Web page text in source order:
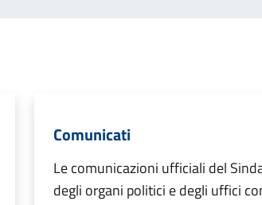
Comunicati
Le comunicazioni ufficiali del
degli organi politici e degli uffici